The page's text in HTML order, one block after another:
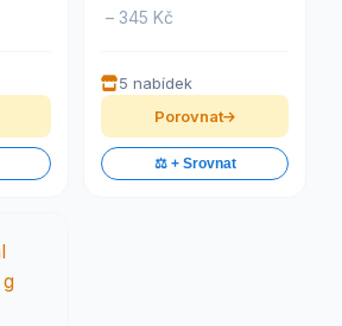
– 345 Kč
5 nabídek
Porovnat
⚖️ + Srovnat